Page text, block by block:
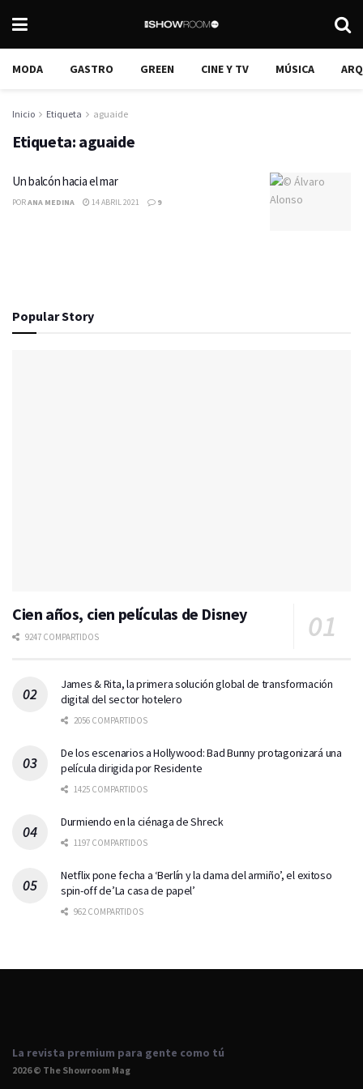
MODA GASTRO GREEN CINE Y TV MÚSICA
Inicio Etiqueta aguaide
Etiqueta: aguaide
Un balcón hacia el mar
PORANA MEDINA 14 ABRIL 2021 9
Popular Story
Cien años, cien películas de Disney
9247 COMPARTIDOS
James & Rita, la primera solución global de transformación
digital del sector hotelero
2056 COMPARTIDOS
De los escenarios a Hollywood: Bad Bunny protagonizará una
película dirigida por Residente
1425 COMPARTIDOS
Durmiendo en la ciénaga de Shreck
1197 COMPARTIDOS
Netflix pone fecha a ‘Berlín y la dama del armiño’, el exitoso
spin-off de’La casa de papel’
962 COMPARTIDOS
La revista premium para gente como tú
2026 © The Showroom Mag